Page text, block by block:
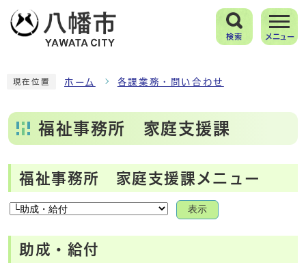
検索 メニュー
現在位置 ホーム 各課業務・問い合わせ
福祉事務所 家庭支援課
福祉事務所 家庭支援課メニュー
表示
助成・給付